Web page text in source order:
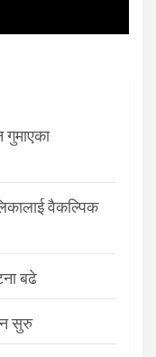
गुमाएका
वैकल्पिक
बढे
सुरु